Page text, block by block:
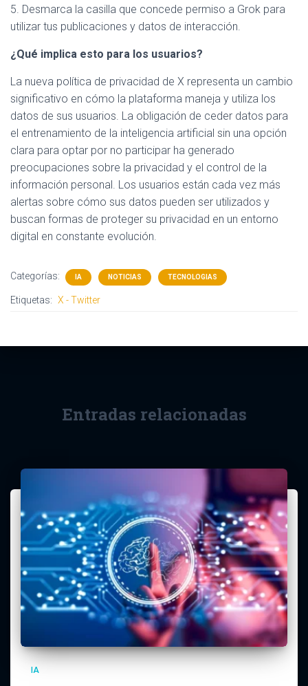
5. Desmarca la casilla que concede permiso a Grok para
utilizar tus publicaciones y datos de interacción.
¿Qué implica esto para los usuarios?
La nueva política de privacidad de X representa un cambio
significativo en cómo la plataforma maneja y utiliza los
datos de sus usuarios. La obligación de ceder datos para
el entrenamiento de la inteligencia artificial sin una opción
clara para optar por no participar ha generado
preocupaciones sobre la privacidad y el control de la
información personal. Los usuarios están cada vez más
alertas sobre cómo sus datos pueden ser utilizados y
buscan formas de proteger su privacidad en un entorno
digital en constante evolución.
Categorías: IA NOTICIAS TECNOLOGIAS
Etiquetas: X - Twitter
Entradas relacionadas
IA